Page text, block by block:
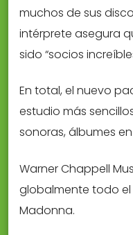
muchos de sus
intérprete asegura
sido “socios
En total, el nuevo
estudio más
sonoras, álbumes
Warner Chappell
globalmente todo
Madonna.